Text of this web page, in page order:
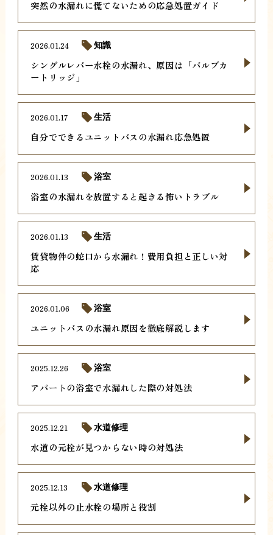
突然の水漏れに慌てないための応急処置ガイド
シングルレバー水栓の水漏れ、原因は「バルブカ
ートリッジ」
2026.01.24 知識
自分でできるユニットバスの水漏れ応急処置
2026.01.17 生活
浴室の水漏れを放置すると起きる怖いトラブル
2026.01.13 浴室
賃貸物件の蛇口から水漏れ！費用負担と正しい対
応
2026.01.13 生活
ユニットバスの水漏れ原因を徹底解説します
2026.01.06 浴室
アパートの浴室で水漏れした際の対処法
2025.12.26 浴室
水道の元栓が見つからない時の対処法
2025.12.21 水道修理
元栓以外の止水栓の場所と役割
2025.12.13 水道修理